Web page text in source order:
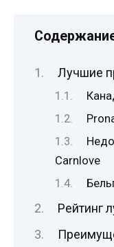
Лучшие
Carnlove
Рейтинг